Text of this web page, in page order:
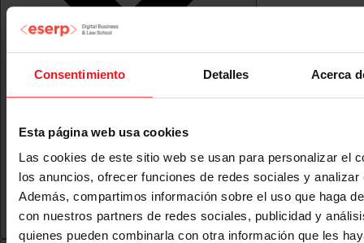
Consentimiento Detalles Acerca
Esta página web usa cookies
Las cookies de este sitio web se usan para personalizar el
los anuncios, ofrecer funciones de redes sociales y analizar
Además, compartimos información sobre el uso que haga
con nuestros partners de redes sociales, publicidad y
quienes pueden combinarla con otra información que les